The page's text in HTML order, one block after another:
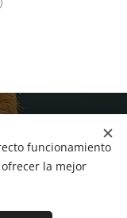
funcionamiento
la mejor